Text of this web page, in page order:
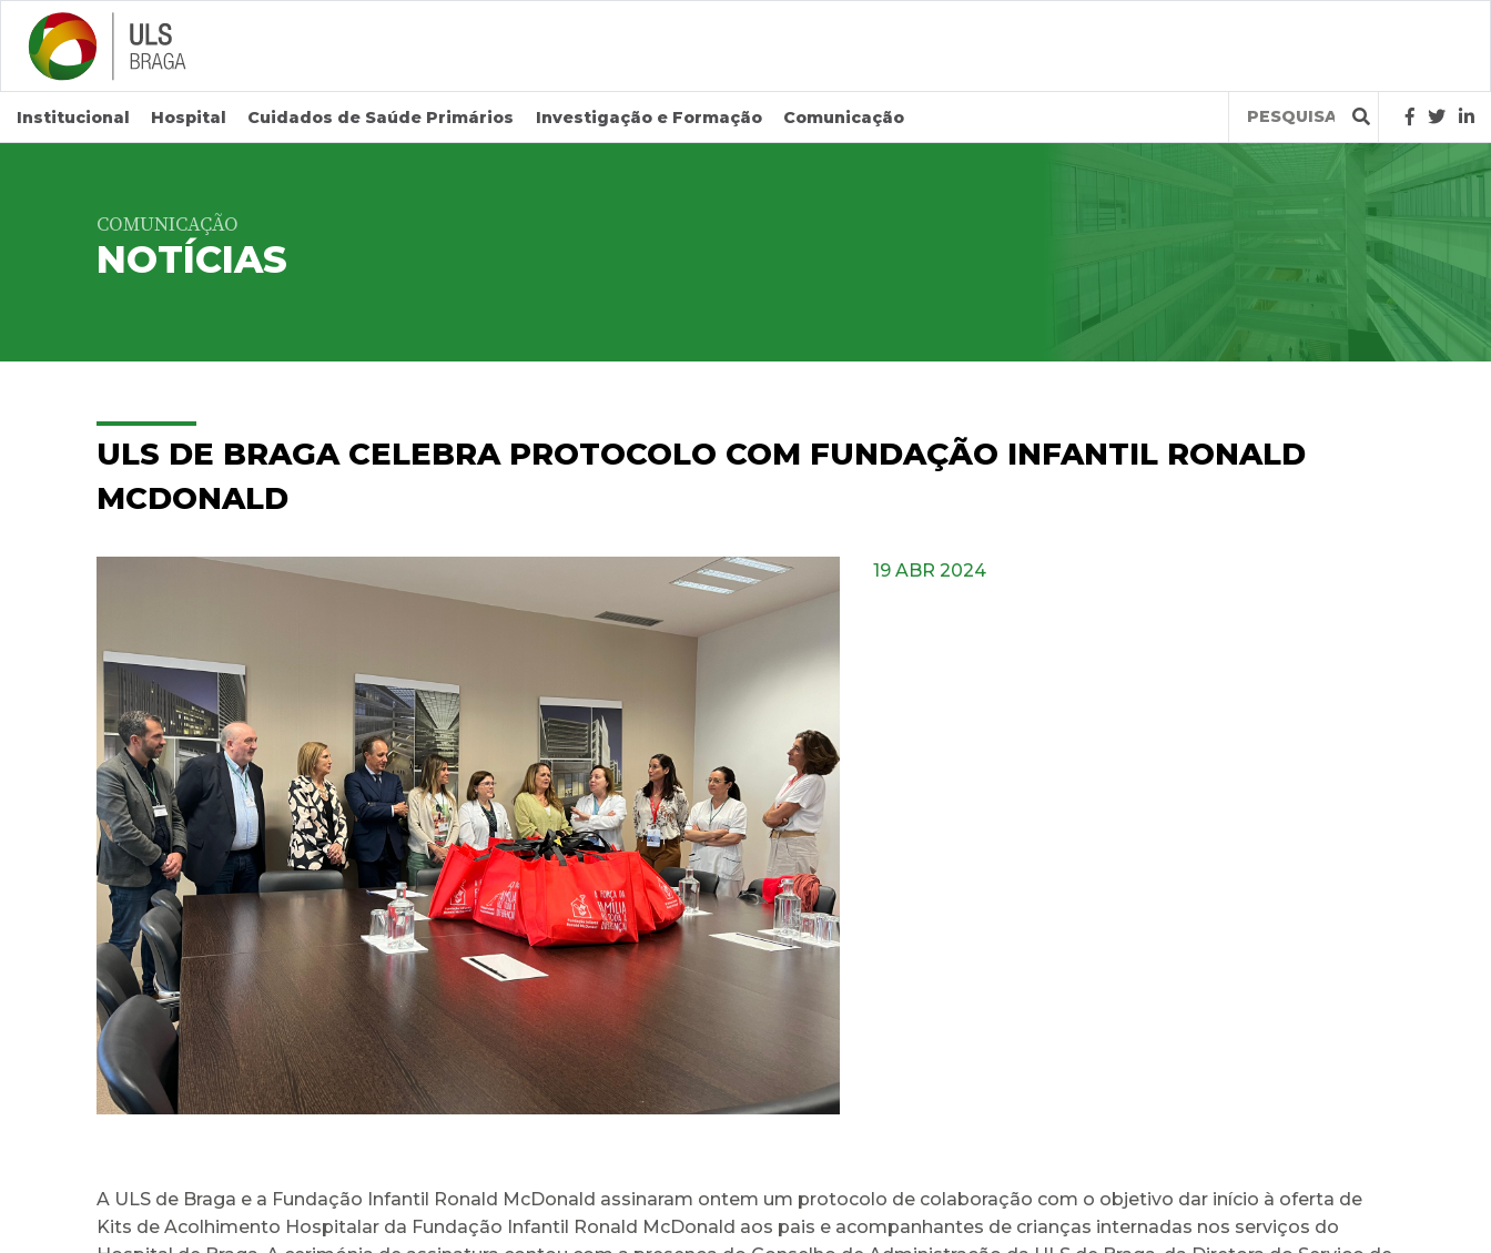
Saltar para conteúdo principal
Institucional Hospital Cuidados de Saúde Primários Investigação e Formação Comunicação
Query
COMUNICAÇÃO
NOTÍCIAS
ULS DE BRAGA CELEBRA PROTOCOLO COM FUNDAÇÃO INFANTIL RONALD
MCDONALD
19 ABR 2024
A ULS de Braga e a Fundação Infantil Ronald McDonald assinaram ontem um protocolo de colaboração com o objetivo dar início à oferta de
Kits de Acolhimento Hospitalar da Fundação Infantil Ronald McDonald aos pais e acompanhantes de crianças internadas nos serviços do